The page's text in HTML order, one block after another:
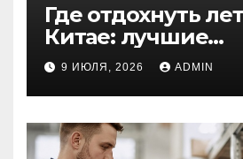
Где отдохнуть
Китае: лучшие
направления для
незабываемого
путешествия
9 ИЮЛЯ, 2026 ADMIN